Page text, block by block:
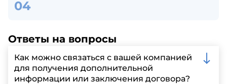
Ответы на вопросы
Как можно связаться с вашей компанией
для получения дополнительной
информации или заключения договора?